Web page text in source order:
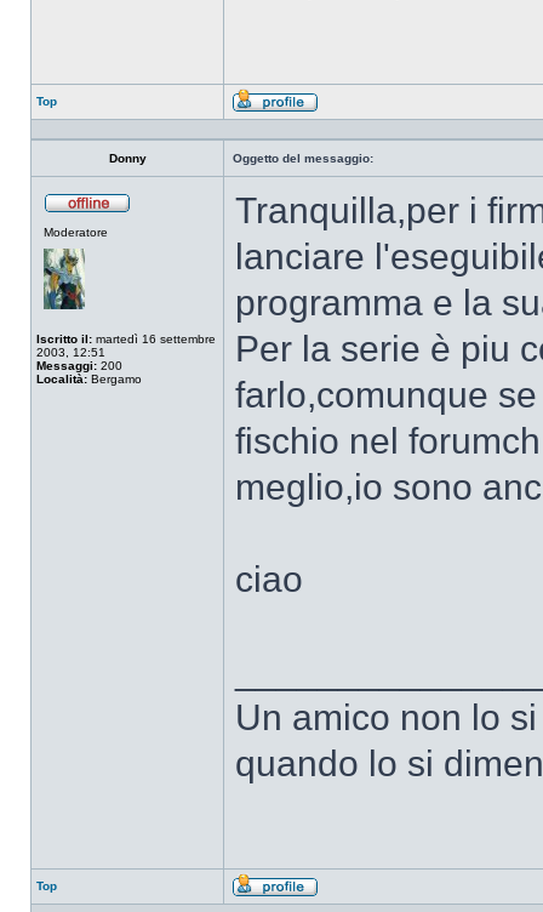
Top
Profilo
Donny Oggetto del messaggio:
Moderatore
Iscritto il: martedì 16 settembre
2003, 12:51
Messaggi: 200
Località: Bergamo
Tranquilla,per i
lanciare
programma e la
Per la serie è piu
farlo,comunque
fischio nel
meglio,io sono
ciao
Un amico non lo
quando lo si
Top
Profilo